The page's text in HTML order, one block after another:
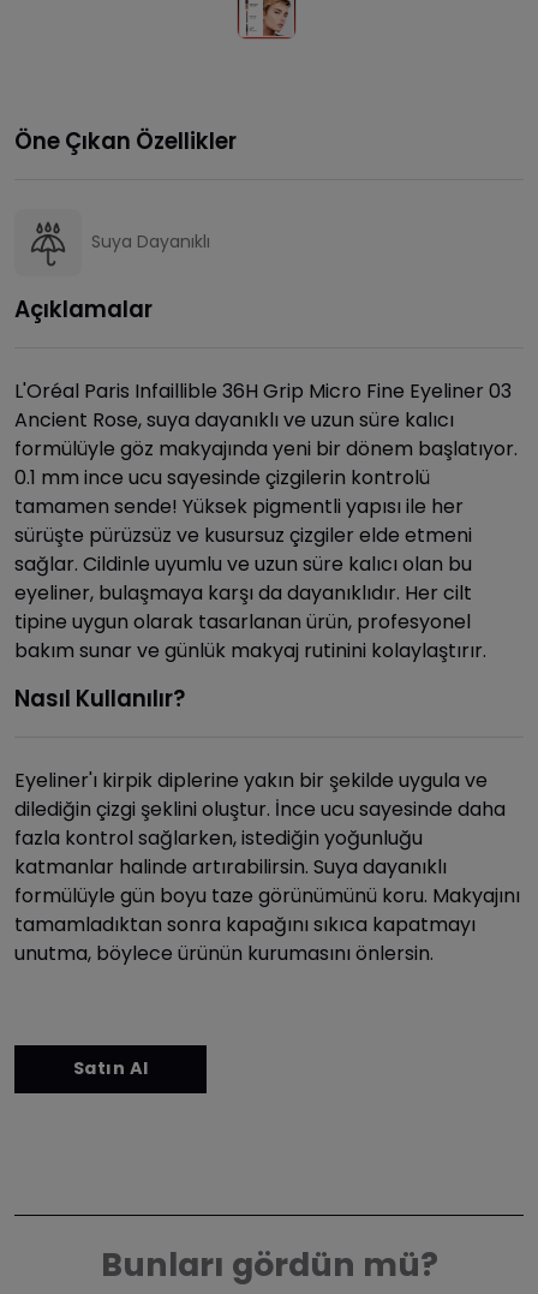
Öne Çıkan Özellikler
Suya Dayanıklı
Açıklamalar
L'Oréal Paris Infaillible 36H Grip Micro Fine Eyeliner 03
Ancient Rose, suya dayanıklı ve uzun süre kalıcı
formülüyle göz makyajında yeni bir dönem başlatıyor.
0.1 mm ince ucu sayesinde çizgilerin kontrolü
tamamen sende! Yüksek pigmentli yapısı ile her
sürüşte pürüzsüz ve kusursuz çizgiler elde etmeni
sağlar. Cildinle uyumlu ve uzun süre kalıcı olan bu
eyeliner, bulaşmaya karşı da dayanıklıdır. Her cilt
tipine uygun olarak tasarlanan ürün, profesyonel
bakım sunar ve günlük makyaj rutinini kolaylaştırır.
Nasıl Kullanılır?
Eyeliner'ı kirpik diplerine yakın bir şekilde uygula ve
dilediğin çizgi şeklini oluştur. İnce ucu sayesinde daha
fazla kontrol sağlarken, istediğin yoğunluğu
katmanlar halinde artırabilirsin. Suya dayanıklı
formülüyle gün boyu taze görünümünü koru. Makyajını
tamamladıktan sonra kapağını sıkıca kapatmayı
unutma, böylece ürünün kurumasını önlersin.
Bunları gördün mü?